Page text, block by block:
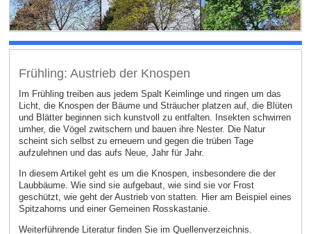
Frühling: Austrieb der Knospen
Im Frühling treiben aus jedem Spalt Keimlinge und ringen um das
Licht, die Knospen der Bäume und Sträucher platzen auf, die Blüten
und Blätter beginnen sich kunstvoll zu entfalten. Insekten schwirren
umher, die Vögel zwitschern und bauen ihre Nester. Die Natur
scheint sich selbst zu erneuern und gegen die trüben Tage
aufzulehnen und das aufs Neue, Jahr für Jahr.
In diesem Artikel geht es um die Knospen, insbesondere die der
Laubbäume. Wie sind sie aufgebaut, wie sind sie vor Frost
geschützt, wie geht der Austrieb von statten. Hier am Beispiel eines
Spitzahorns und einer Gemeinen Rosskastanie.
Weiterführende Literatur finden Sie im Quellenverzeichnis.